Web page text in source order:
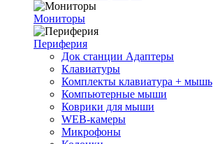
Мониторы
Периферия
Док станции Адаптеры
Клавиатуры
Комплекты клавиатура + мышь
Компьютерные мыши
Коврики для мыши
WEB-камеры
Микрофоны